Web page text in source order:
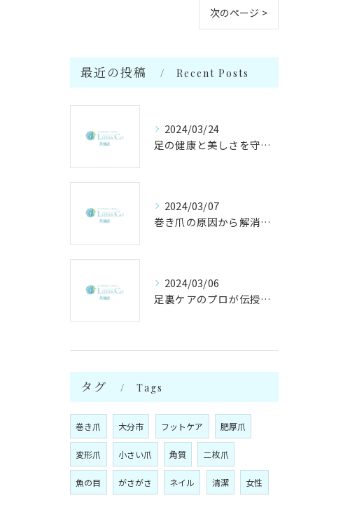
次のページ >
最近の投稿 Recent Posts
2024/03/24
足の健康と美しさを守る足のかかりつけサロン【リゼラアンドコー大分店】
2024/03/07
巻き爪の原因から解消法まで徹底解説！専門家が伝授するケア方法
2024/03/06
足裏ケアのプロが伝授する、足裏トラブル対策の秘密！
タグ Tags
巻き爪 大分市 フットケア 肥厚爪
変形爪 小さい爪 角質 二枚爪
魚の目 がさがさ ネイル 清潔 女性